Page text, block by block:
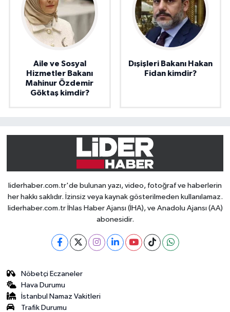
Aile ve Sosyal
Hizmetler Bakanı
Mahinur Özdemir
Göktaş kimdir?
Dışişleri Bakanı Hakan
Fidan kimdir?
liderhaber.com.tr'de bulunan yazı, video, fotoğraf ve haberlerin
her hakkı saklıdır. İzinsiz veya kaynak gösterilmeden kullanılamaz.
liderhaber.com.tr İhlas Haber Ajansı (İHA), ve Anadolu Ajansı (AA)
abonesidir.
Nöbetçi Eczaneler
Hava Durumu
İstanbul Namaz Vakitleri
Trafik Durumu